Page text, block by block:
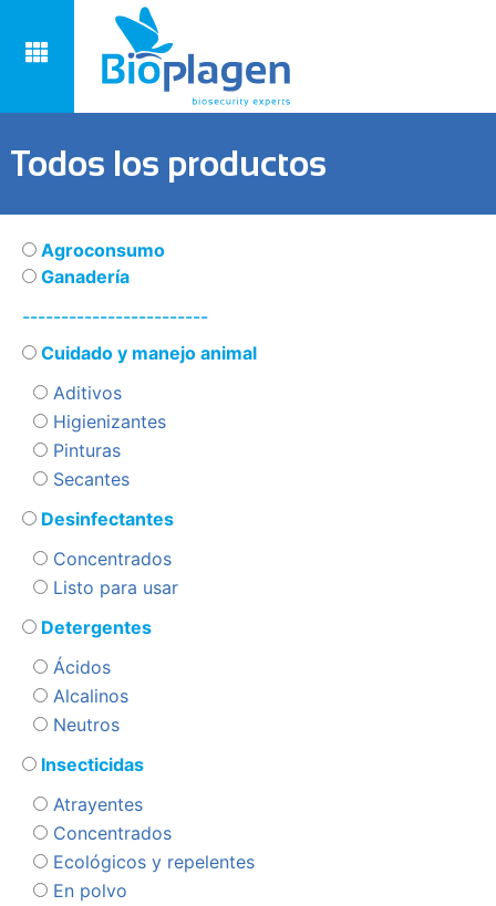
Todos los productos
Agroconsumo
Ganadería
------------------------
Cuidado y manejo animal
Aditivos
Higienizantes
Pinturas
Secantes
Desinfectantes
Concentrados
Listo para usar
Detergentes
Ácidos
Alcalinos
Neutros
Insecticidas
Atrayentes
Concentrados
Ecológicos y repelentes
En polvo